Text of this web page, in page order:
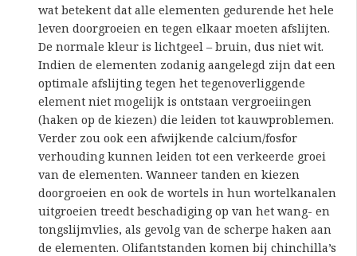
wat betekent dat alle elementen gedurende het hele
leven doorgroeien en tegen elkaar moeten afslijten.
De normale kleur is lichtgeel – bruin, dus niet wit.
Indien de elementen zodanig aangelegd zijn dat een
optimale afslijting tegen het tegenoverliggende
element niet mogelijk is ontstaan vergroeiingen
(haken op de kiezen) die leiden tot kauwproblemen.
Verder zou ook een afwijkende calcium/fosfor
verhouding kunnen leiden tot een verkeerde groei
van de elementen. Wanneer tanden en kiezen
doorgroeien en ook de wortels in hun wortelkanalen
uitgroeien treedt beschadiging op van het wang- en
tongslijmvlies, als gevolg van de scherpe haken aan
de elementen. Olifantstanden komen bij chinchilla’s